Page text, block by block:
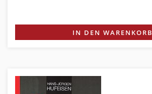
IN DEN WARENKORB